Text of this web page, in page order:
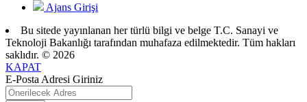
Ajans Girişi
Bu sitede yayınlanan her türlü bilgi ve belge T.C. Sanayi ve
Teknoloji Bakanlığı tarafından muhafaza edilmektedir. Tüm hakları
saklıdır. © 2026
KAPAT
E-Posta Adresi Giriniz